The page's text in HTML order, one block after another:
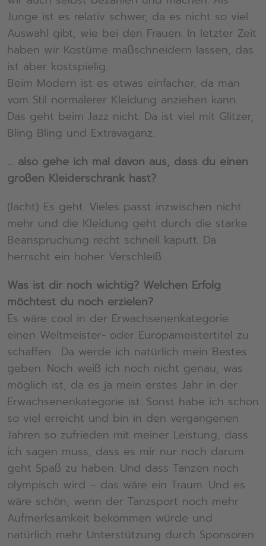
Junge ist es relativ schwer, da es nicht so viel
Auswahl gibt, wie bei den Frauen. In letzter Zeit
haben wir Kostüme maßschneidern lassen, das
ist aber kostspielig.
Beim Modern ist es etwas einfacher, da man
vom Stil normalerer Kleidung anziehen kann.
Das geht beim Jazz nicht. Da ist viel mit Glitzer,
Bling Bling und Extravaganz.
… also gehe ich mal davon aus, dass du einen
großen Kleiderschrank hast?
(lacht) Es geht. Vieles passt inzwischen nicht
mehr und die Kleidung geht durch die starke
Beanspruchung recht schnell kaputt. Da
herrscht ein hoher Verschleiß.
Was ist dir noch wichtig? Welchen Erfolg
möchtest du noch erzielen?
Es wäre cool in der Erwachsenenkategorie
einen Weltmeister- oder Europameistertitel zu
schaffen. Da werde ich natürlich mein Bestes
geben. Noch weiß ich noch nicht genau, was
möglich ist, da es ja mein erstes Jahr in der
Erwachsenenkategorie ist. Sonst habe ich schon
so viel erreicht und bin in den vergangenen
Jahren so zufrieden mit meiner Leistung, dass
ich sagen muss, dass es mir nur noch darum
geht Spaß zu haben. Und dass Tanzen noch
olympisch wird – das wäre ein Traum. Und es
wäre schön, wenn der Tanzsport noch mehr
Aufmerksamkeit bekommen würde und
natürlich mehr Unterstützung durch Sponsoren.